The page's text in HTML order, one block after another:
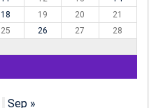
18 19 20
21
25 26 27
28
Sep »